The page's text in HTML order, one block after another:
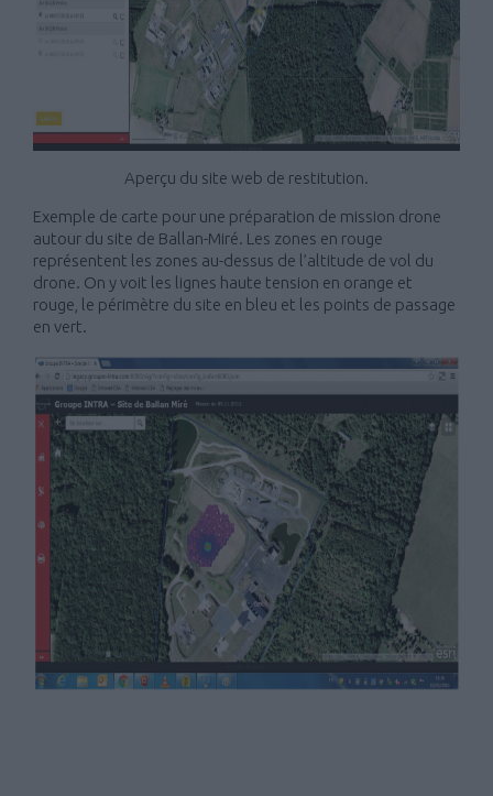
Aperçu du site web de restitution.
Exemple de carte pour une préparation de mission drone
autour du site de Ballan-Miré. Les zones en rouge
représentent les zones au-dessus de l’altitude de vol du
drone. On y voit les lignes haute tension en orange et
rouge, le périmètre du site en bleu et les points de passage
en vert.